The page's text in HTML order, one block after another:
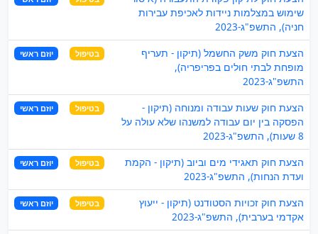
שימוש במצלמות ניידות לאכיפת עבירות
חניה), התשפ"ג-2023
הצעת חוק משק החשמל (תיקון - תעריף
מופחת לבתי חולים בפריפריה),
התשפ"ג-2023
בטיפול יוזם ראשי
הצעת חוק שעות עבודה ומנוחה (תיקון -
הפסקה בין יום עבודה למשנהו שלא עולה על
8 שעות), התשפ"ג-2023
בטיפול יוזם ראשי
הצעת חוק תאגידי מים וביוב (תיקון - הקמת
ועדת הנחות), התשפ"ג-2023
בטיפול יוזם ראשי
הצעת חוק זכויות הסטודנט (תיקון - ייעוץ
אקדמי בערבית), התשפ"ג-2023
בטיפול יוזם ראשי